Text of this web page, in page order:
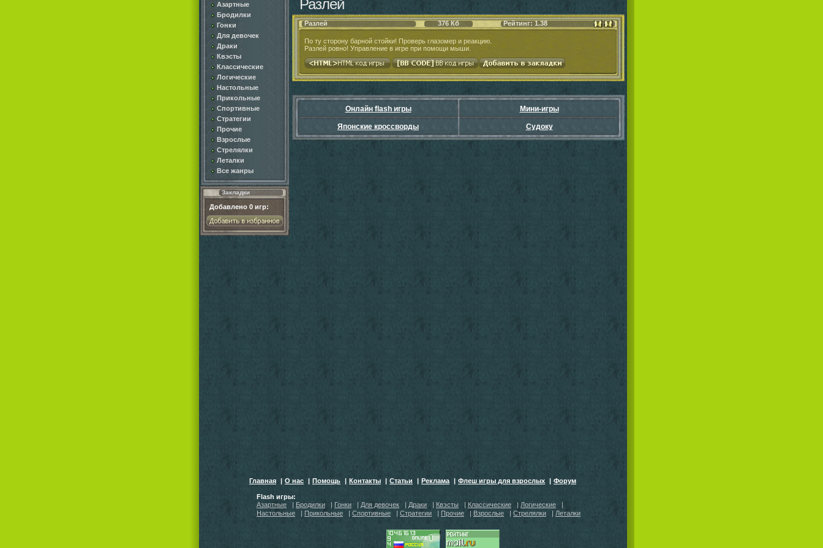
Азартные
Бродилки
Гонки
Для девочек
Драки
Квэсты
Классические
Логические
Настольные
Прикольные
Спортивные
Стратегии
Прочие
Взрослые
Стрелялки
Леталки
Все жанры
Закладки
Добавлено 0 игр:
Разлей
Разлей 376 Кб Рейтинг: 1.38
По ту сторону барной стойки! Проверь глазомер и реакцию.
Разлей ровно! Управление в игре при помощи мыши.
Онлайн flash игры Мини-игры
Японские кроссворды Судоку
Главная | О нас | Помощь | Контакты | Статьи | Реклама | Флеш игры для взрослых | Форум
Flash игры:
Азартные
| Бродилки | Гонки | Для девочек | Драки | Квэсты | Классические | Логические
|
Настольные
| Прикольные | Спортивные | Стратегии | Прочие | Взрослые | Стрелялки | Леталки